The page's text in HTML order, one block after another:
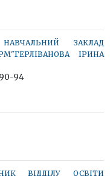
ЗАКЛАД
ІРИНА
94
ВІДДІЛУ ОСВІТИ